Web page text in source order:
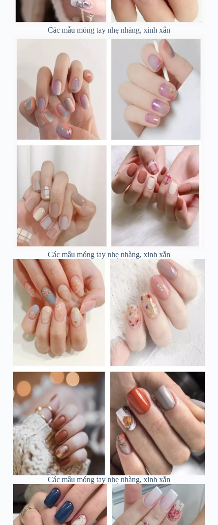
Các mẫu móng tay nhẹ nhàng, xinh xắn
Các mẫu móng tay nhẹ nhàng, xinh xắn
Các mẫu móng tay nhẹ nhàng, xinh xắn